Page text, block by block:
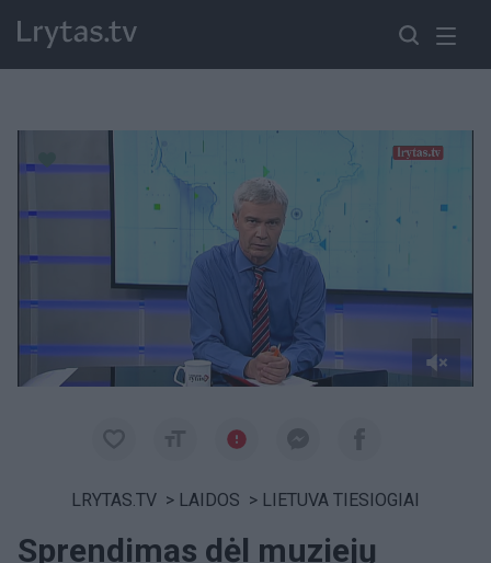
Paremkite Ukrainą
LRYTAS.TV > LAIDOS > LIETUVA TIESIOGIAI
Sprendimas dėl muziejų